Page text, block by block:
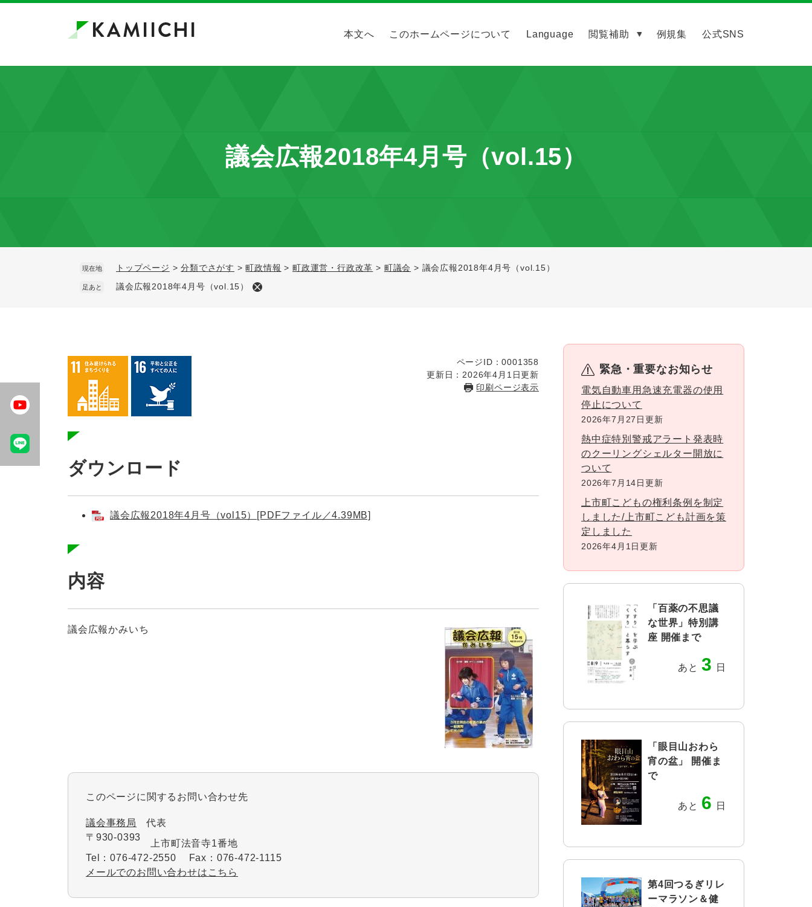
先
を
本文へ このホームページについて Language 閲覧補助 例規集 公式SNS
議会広報2018年4月号（vol.15）
現在地 トップページ >分類でさがす >町政情報 >町政運営・行政改革 > 町議会 > 議会広報2018年4月号（vol.15）
足あと 議会広報2018年4月号（vol.15）
文
ページID：0001358
更新日：2026年4月1日更新
印刷ページ表示
ダウンロード
議会広報2018年4月号（vol15）[PDFファイル／4.39MB]
内容
議会広報かみいち
このページに関するお問い合わせ先
議会事務局
代表
〒930-0393
上市町法音寺1番地
Tel：076-472-2550
Fax：076-472-1115
メールでのお問い合わせはこちら
緊急・重要なお知らせ
電気自動車用急速充電器の使用
停止について
2026年7月27日更新
熱中症特別警戒アラート発表時
のクーリングシェルター開放に
ついて
2026年7月14日更新
上市町こどもの権利条例を制定
しました/上市町こども計画を策
定しました
2026年4月1日更新
「百薬の不思議
な世界」特別講
座 開催まで
あと 3 日
「眼目山おわら
宵の盆」 開催ま
で
あと 6 日
第4回つるぎリレ
ーマラソン＆健